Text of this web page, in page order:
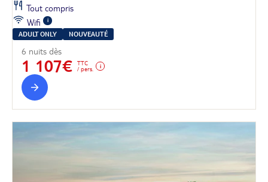
Tout compris
Wifi
ADULT ONLY NOUVEAUTÉ
6 nuits dès
1 107€
TTC
/ pers.